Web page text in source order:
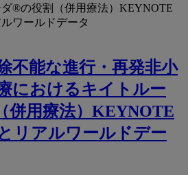
不能な進行・再発非小
におけるキイトルー
併用療法）KEYNOTE
リアルワールドデー